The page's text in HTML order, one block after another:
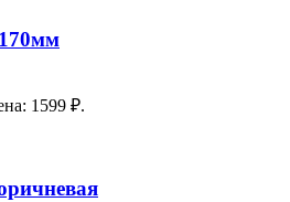
1599 ₽.